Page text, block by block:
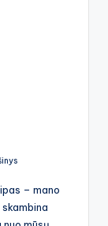
– mano